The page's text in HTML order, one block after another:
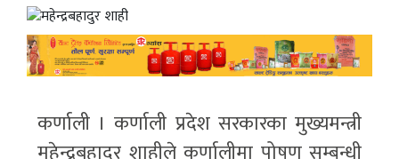
कर्णाली । कर्णाली प्रदेश सरकारका मुख्यमन्त्री